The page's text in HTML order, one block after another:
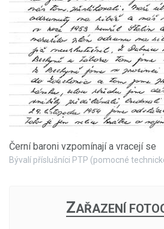
Černí baroni vzpomínají a vracejí se
ZAŘAZENÍ